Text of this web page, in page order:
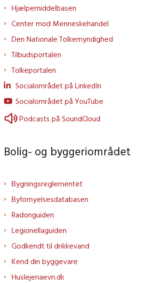
Hjælpemiddelbasen
Center mod Menneskehandel
Den Nationale Tolkemyndighed
Tilbudsportalen
Tolkeportalen
Socialområdet på LinkedIn
Socialområdet på YouTube
Podcasts på SoundCloud
Bolig- og byggeriområdet
Bygningsreglementet
Byfornyelsesdatabasen
Radonguiden
Legionellaguiden
Godkendt til drikkevand
Kend din byggevare
Huslejenaevn.dk